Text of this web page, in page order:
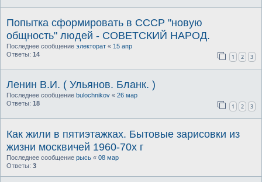
Попытка сформировать в СССР "новую
общность" людей - СОВЕТСКИЙ НАРОД.
Последнее сообщение электорат « 15 апр
Ответы: 14 1 2 3
Ленин В.И. ( Ульянов. Бланк. )
Последнее сообщение bulochnikov « 26 мар
Ответы: 18 1 2 3
Как жили в пятиэтажках. Бытовые зарисовки из
жизни москвичей 1960-70х г
Последнее сообщение рысь « 08 мар
Ответы: 3